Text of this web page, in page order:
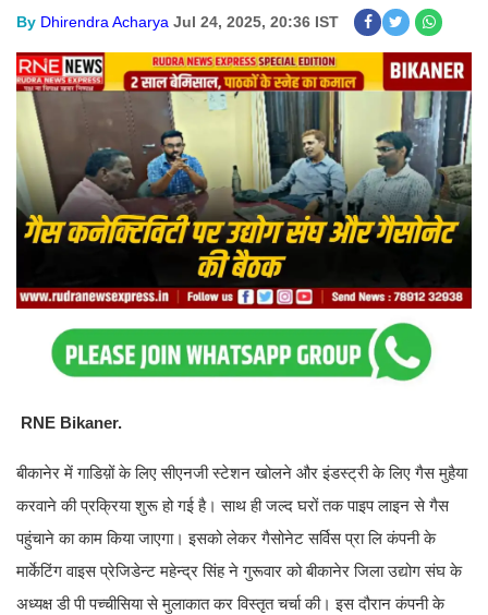
By Dhirendra Acharya Jul 24, 2025, 20:36 IST
RNE Bikaner.
बीकानेर में गाडिय़ों के लिए सीएनजी स्टेशन खोलने और इंडस्ट्री के लिए गैस मुहैया
करवाने की प्रक्रिया शुरू हो गई है। साथ ही जल्द घरों तक पाइप लाइन से गैस
पहुंचाने का काम किया जाएगा। इसको लेकर गैसोनेट सर्विस प्रा लि कंपनी के
मार्केटिंग वाइस प्रेजिडेन्ट महेन्द्र सिंह ने गुरूवार को बीकानेर जिला उद्योग संघ के
अध्यक्ष डी पी पच्चीसिया से मुलाकात कर विस्तृत चर्चा की। इस दौरान कंपनी के